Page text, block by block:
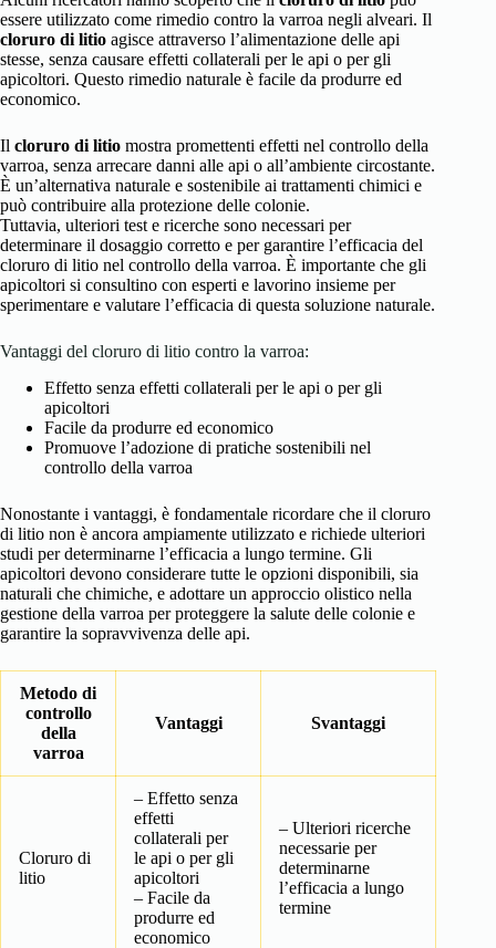
essere utilizzato come rimedio contro la varroa negli alveari. Il
cloruro di litio agisce attraverso l’alimentazione delle api
stesse, senza causare effetti collaterali per le api o per gli
apicoltori. Questo rimedio naturale è facile da produrre ed
economico.
Il cloruro di litio mostra promettenti effetti nel controllo della
varroa, senza arrecare danni alle api o all’ambiente circostante.
È un’alternativa naturale e sostenibile ai trattamenti chimici e
può contribuire alla protezione delle colonie.
Tuttavia, ulteriori test e ricerche sono necessari per
determinare il dosaggio corretto e per garantire l’efficacia del
cloruro di litio nel controllo della varroa. È importante che gli
apicoltori si consultino con esperti e lavorino insieme per
sperimentare e valutare l’efficacia di questa soluzione naturale.
Vantaggi del cloruro di litio contro la varroa:
Effetto senza effetti collaterali per le api o per gli
apicoltori
Facile da produrre ed economico
Promuove l’adozione di pratiche sostenibili nel
controllo della varroa
Nonostante i vantaggi, è fondamentale ricordare che il cloruro
di litio non è ancora ampiamente utilizzato e richiede ulteriori
studi per determinarne l’efficacia a lungo termine. Gli
apicoltori devono considerare tutte le opzioni disponibili, sia
naturali che chimiche, e adottare un approccio olistico nella
gestione della varroa per proteggere la salute delle colonie e
garantire la sopravvivenza delle api.
Metodo di
controllo
della
varroa
Vantaggi Svantaggi
Cloruro di
litio
– Effetto senza
effetti
collaterali per
le api o per gli
apicoltori
– Facile da
produrre ed
economico
– Ulteriori ricerche
necessarie per
determinarne
l’efficacia a lungo
termine